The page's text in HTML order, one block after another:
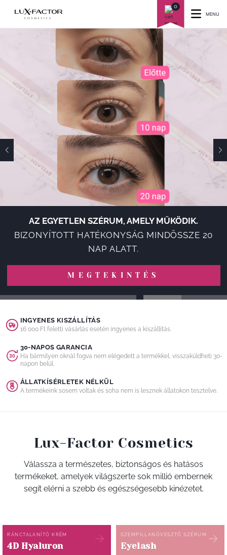
0
MENU
AZ EGYETLEN SZÉRUM, AMELY MŰKÖDIK.
BIZONYÍTOTT HATÉKONYSÁG MINDÖSSZE 20
NAP ALATT.
MEGTEKINTÉS
INGYENES KISZÁLLÍTÁS
16 000 Ft feletti vásárlás esetén ingyenes a kiszállítás.
30-NAPOS GARANCIA
Ha bármilyen oknál fogva nem elégedett a termékkel, visszaküldheti 30-
napon belül.
ÁLLATKÍSÉRLETEK NÉLKÜL
A termékeink sosem voltak és soha nem is lesznek állatokon tesztelve.
Lux-Factor Cosmetics
Válassza a természetes, biztonságos és hatásos
termékeket, amelyek világszerte sok millió embernek
segít elérni a szebb és egészségesebb kinézetet.
RÁNCTALANÍTÓ KRÉM
4D Hyaluron
SZEMPILLANÖVESZTŐ SZÉRUM
Eyelash